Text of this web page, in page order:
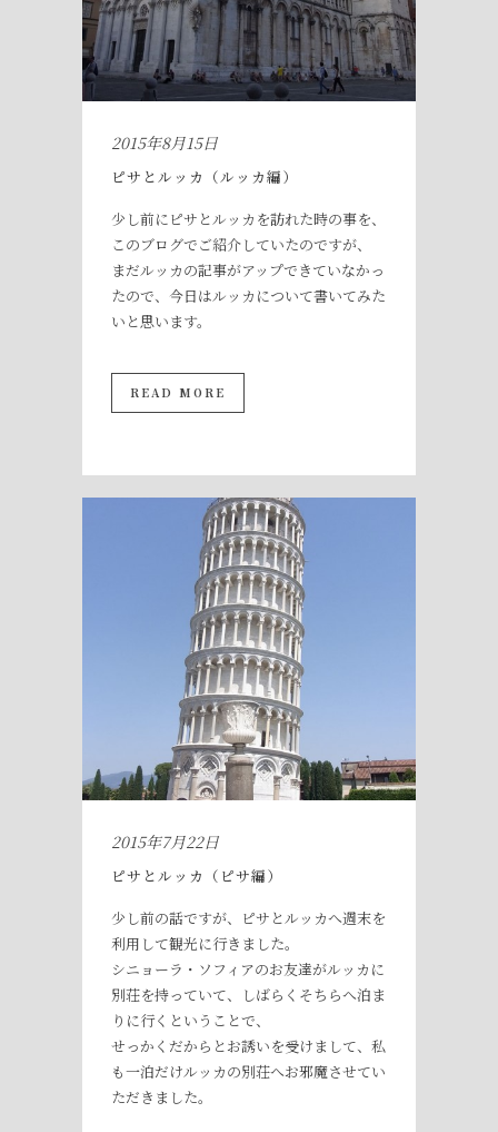
2015年8月15日
ピサとルッカ（ルッカ編）
少し前にピサとルッカを訪れた時の事を、
このブログでご紹介していたのですが、
まだルッカの記事がアップできていなかっ
たので、今日はルッカについて書いてみた
いと思います。
READ MORE
2015年7月22日
ピサとルッカ（ピサ編）
少し前の話ですが、ピサとルッカへ週末を
利用して観光に行きました。
シニョーラ・ソフィアのお友達がルッカに
別荘を持っていて、しばらくそちらへ泊ま
りに行くということで、
せっかくだからとお誘いを受けまして、私
も一泊だけルッカの別荘へお邪魔させてい
ただきました。